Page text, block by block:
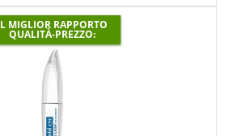
MIGLIOR RAPPORTO
QUALITÀ-PREZZO: